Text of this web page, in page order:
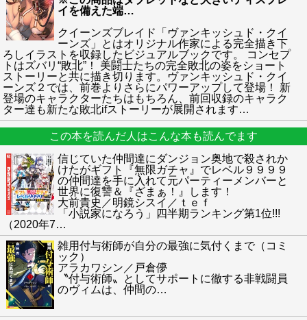
イを備えた端…
クイーンズブレイド「ヴァンキッシュド・クイ
ーンズ」とはオリジナル作家による完全描き下
ろしイラストを収録したビジュアルブックです。 コンセプ
トはズバリ“敗北”！ 美闘士たちの完全敗北の姿をショート
ストーリーと共に描き切ります。ヴァンキッシュド・クイ
ーンズ２では、前巻よりさらにパワーアップして登場！ 新
登場のキャラクターたちはもちろん、前回収録のキャラク
ター達も新たな敗北ifストーリーが展開されます…
この本を読んだ人はこんな本も読んでます
信じていた仲間達にダンジョン奥地で殺されか
けたがギフト『無限ガチャ』でレベル９９９９
の仲間達を手に入れて元パーティーメンバーと
世界に復讐＆『ざまぁ！』します！
大前貴史／明鏡シスイ／ｔｅｆ
「小説家になろう」四半期ランキング第1位!!!
（2020年7…
雑用付与術師が自分の最強に気付くまで（コミ
ック）
アラカワシン／戸倉儚
〝付与術師〟としてサポートに徹する非戦闘員
のヴィムは、仲間の…